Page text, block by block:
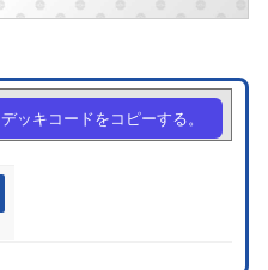
デッキコードをコピーする。